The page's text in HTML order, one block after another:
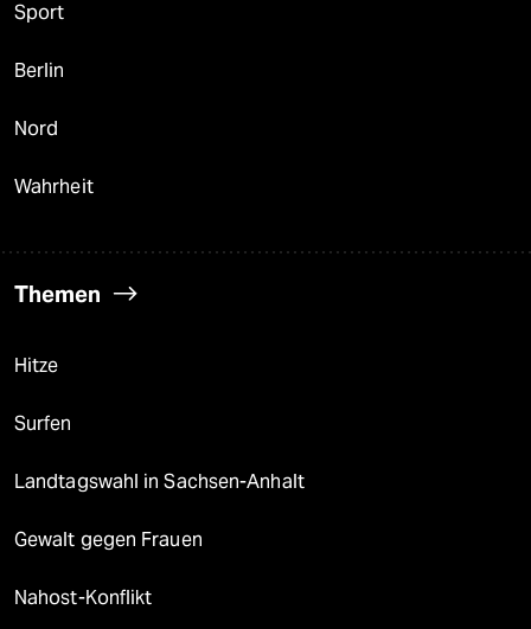
Sport
Berlin
Nord
Wahrheit
Themen
Hitze
Surfen
Landtagswahl in Sachsen-Anhalt
Gewalt gegen Frauen
Nahost-Konflikt